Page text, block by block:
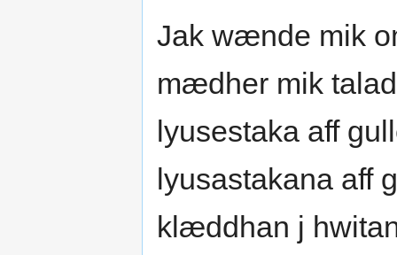
Jak wænde mik
mædher mik
lyusestaka aff
lyusastakana aff
klæddhan j